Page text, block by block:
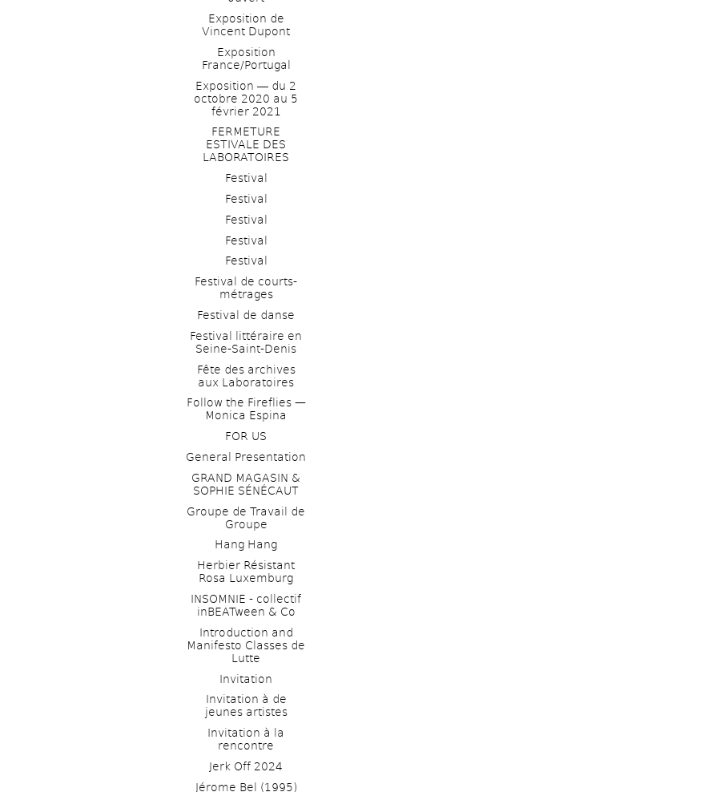
Exposition de
Vincent Dupont
Exposition
France/Portugal
Exposition ― du 2
octobre 2020 au 5
février 2021
FERMETURE
ESTIVALE DES
LABORATOIRES
Festival
Festival
Festival
Festival
Festival
Festival de courts-
métrages
Festival de danse
Festival littéraire en
Seine-Saint-Denis
Fête des archives
aux Laboratoires
Follow the Fireflies —
Monica Espina
FOR US
General Presentation
GRAND MAGASIN &
SOPHIE SÉNÉCAUT
Groupe de Travail de
Groupe
Hang Hang
Herbier Résistant
Rosa Luxemburg
INSOMNIE - collectif
inBEATween & Co
Introduction and
Manifesto Classes de
Lutte
Invitation
Invitation à de
jeunes artistes
Invitation à la
rencontre
Jerk Off 2024
Jérome Bel (1995)